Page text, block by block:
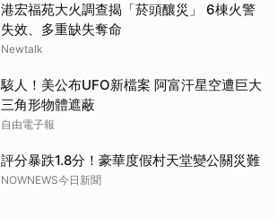
港宏福苑大火調查揭「菸頭釀災」 6棟火警
失效、多重缺失奪命
Newtalk
駭人！美公布UFO新檔案 阿富汗星空遭巨大
三角形物體遮蔽
自由電子報
評分暴跌1.8分！豪華度假村天堂變公關災難
NOWNEWS今日新聞